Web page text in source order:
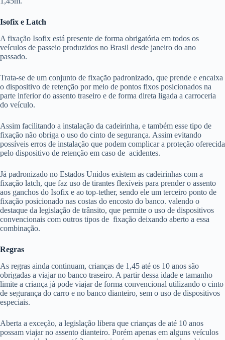
Isofix e Latch
A fixação Isofix está presente de forma obrigatória em todos os
veículos de passeio produzidos no Brasil desde janeiro do ano
passado.
Trata-se de um conjunto de fixação padronizado, que prende e encaixa
o dispositivo de retenção por meio de pontos fixos posicionados na
parte inferior do assento traseiro e de forma direta ligada a carroceria
do veículo.
Assim facilitando a instalação da cadeirinha, e também esse tipo de
fixação não obriga o uso do cinto de segurança. Assim evitando
possíveis erros de instalação que podem complicar a proteção oferecida
pelo dispositivo de retenção em caso de acidentes.
Já padronizado no Estados Unidos existem as cadeirinhas com a
fixação latch, que faz uso de tirantes flexíveis para prender o assento
aos ganchos do Isofix e ao top-tether, sendo ele um terceiro ponto de
fixação posicionado nas costas do encosto do banco. valendo o
destaque da legislação de trânsito, que permite o uso de dispositivos
convencionais com outros tipos de fixação deixando aberto a essa
combinação.
Regras
As regras ainda continuam, crianças de 1,45 até os 10 anos são
obrigadas a viajar no banco traseiro. A partir dessa idade e tamanho
limite a criança já pode viajar de forma convencional utilizando o cinto
de segurança do carro e no banco dianteiro, sem o uso de dispositivos
especiais.
Aberta a exceção, a legislação libera que crianças de até 10 anos
possam viajar no assento dianteiro. Porém apenas em alguns veículos